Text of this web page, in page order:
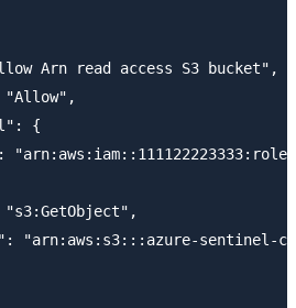
Arn read access S3 bucket",
{
"arn:aws:s3:::azure-sentinel-